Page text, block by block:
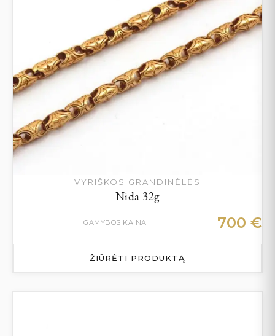
VYRIŠKOS GRANDINĖLĖS
Nida 32g
GAMYBOS KAINA 700 €
ŽIŪRĖTI PRODUKTĄ